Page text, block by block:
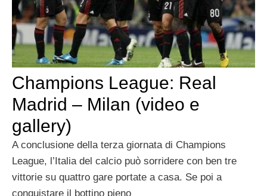
Champions League: Real
Madrid – Milan (video e
gallery)
A conclusione della terza giornata di Champions
League, l’Italia del calcio può sorridere con ben tre
vittorie su quattro gare portate a casa. Se poi a
conquistare il bottino pieno